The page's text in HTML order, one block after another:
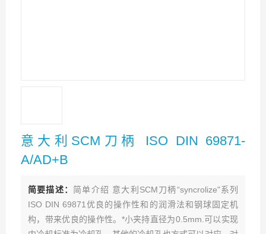
意大利SCM刀柄 ISO DIN 69871-
A/AD+B
简要描述： 简单介绍 意大利SCM刀柄“syncrolize"系列
ISO DIN 69871优良的操作性和的润滑法和钢球固定机
构，带来优良的操作性。*小夹持直径为0.5mm.可以实现